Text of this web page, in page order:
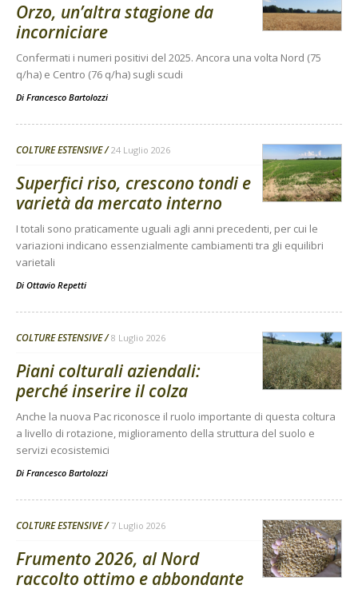
Orzo, un’altra stagione da
incorniciare
Confermati i numeri positivi del 2025. Ancora una volta Nord (75
q/ha) e Centro (76 q/ha) sugli scudi
Di Francesco Bartolozzi
COLTURE ESTENSIVE 24 Luglio 2026
Superfici riso, crescono tondi e
varietà da mercato interno
I totali sono praticamente uguali agli anni precedenti, per cui le
variazioni indicano essenzialmente cambiamenti tra gli equilibri
varietali
Di Ottavio Repetti
COLTURE ESTENSIVE 8 Luglio 2026
Piani colturali aziendali:
perché inserire il colza
Anche la nuova Pac riconosce il ruolo importante di questa coltura
a livello di rotazione, miglioramento della struttura del suolo e
servizi ecosistemici
Di Francesco Bartolozzi
COLTURE ESTENSIVE 7 Luglio 2026
Frumento 2026, al Nord
raccolto ottimo e abbondante